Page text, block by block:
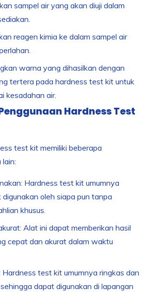
sampel air yang akan diuji dalam
reagen kimia ke dalam sampel air
warna yang dihasilkan dengan
tertera pada hardness test kit untuk
kesadahan air.
Hardness Test
test kit memiliki beberapa
Hardness test kit umumnya
digunakan oleh siapa pun tanpa
khusus.
Alat ini dapat memberikan hasil
cepat dan akurat dalam waktu
test kit umumnya ringkas dan
dapat digunakan di lapangan